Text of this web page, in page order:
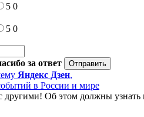
5 0
5 0
за ответ
Яндекс Дзен,
в России и мире
другими! Об этом должны узнать